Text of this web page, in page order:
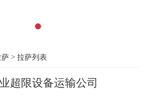
萨 > 拉萨列表
超限设备运输公司